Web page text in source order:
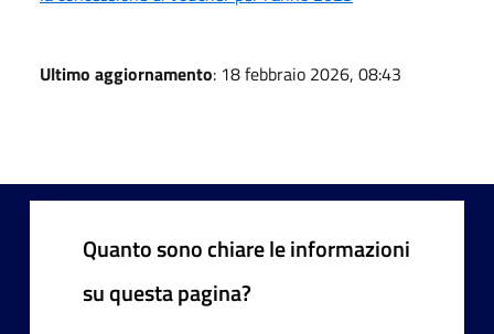
Ultimo aggiornamento: 18 febbraio 2026, 08:43
Quanto sono chiare le informazioni
su questa pagina?